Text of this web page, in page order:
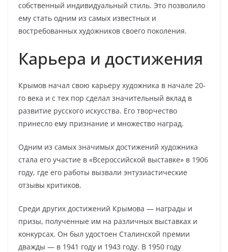
собственный индивидуальный стиль. Это позволило
ему стать одним из самых известных и
востребованных художников своего поколения.
Карьера и достижения
Крымов начал свою карьеру художника в начале 20-
го века и с тех пор сделал значительный вклад в
развитие русского искусства. Его творчество
принесло ему признание и множество наград.
Одним из самых значимых достижений художника
стала его участие в «Всероссийской выставке» в 1906
году, где его работы вызвали энтузиастические
отзывы критиков.
Среди других достижений Крымова — награды и
призы, полученные им на различных выставках и
конкурсах. Он был удостоен Сталинской премии
дважды — в 1941 году и 1943 году. В 1950 году